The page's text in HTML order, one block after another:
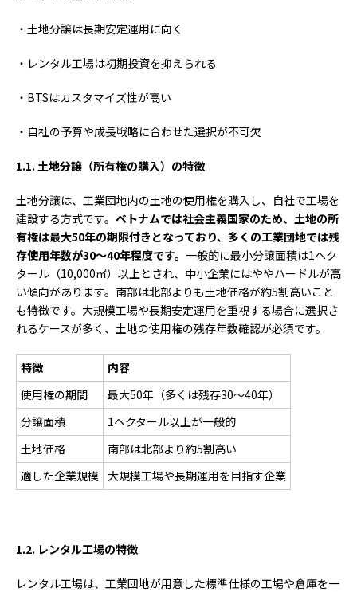
・土地分譲は長期安定運用に向く
・レンタル工場は初期投資を抑えられる
・BTSはカスタマイズ性が高い
・自社の予算や成長戦略に合わせた選択が不可欠
1.1. 土地分譲（所有権の購入）の特徴
土地分譲は、工業団地内の土地の使用権を購入し、自社で工場を
建設する方式です。 ベトナムでは社会主義国家のため、土地の所
有権は最大50年の期限付きとなっており、多くの工業団地では残
存使用年数が30～40年程度です。 一般的に最小分譲面積は1ヘク
タール（10,000㎡）以上とされ、中小企業にはややハードルが高
い傾向があります。南部は北部よりも土地価格が約5割高いこと
も特徴です。大規模工場や長期安定運用を重視する場合に選択さ
れるケースが多く、土地の使用権の残存年数確認が必須です。
特徴
内容
使用権の期間
最大50年（多くは残存30～40年）
分譲面積
1ヘクタール以上が一般的
土地価格
南部は北部より約5割高い
適した企業規模 大規模工場や長期運用を目指す企業
1.2. レンタル工場の特徴
レンタル工場は、工業団地が用意した標準仕様の工場や倉庫を一